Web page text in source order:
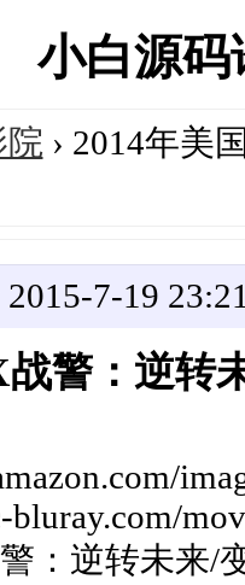
小白源
院 › 2014年美
7-19
战警：逆转
bluray.com/
转未来/变